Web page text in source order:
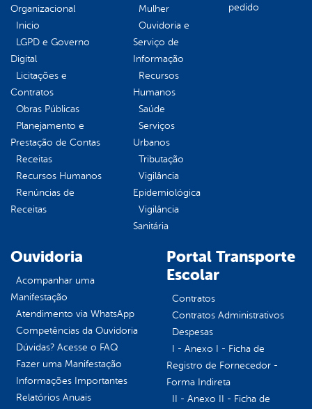
Organizacional
Inicio
LGPD e Governo
Digital
Licitações e
Contratos
Obras Públicas
Planejamento e
Prestação de Contas
Receitas
Recursos Humanos
Renúncias de
Receitas
Mulher
Ouvidoria e
Serviço de
Informação
Recursos
Humanos
Saúde
Serviços
Urbanos
Tributação
Vigilância
Epidemiológica
Vigilância
Sanitária
pedido
Ouvidoria
Acompanhar uma
Manifestação
Atendimento via WhatsApp
Competências da Ouvidoria
Dúvidas? Acesse o FAQ
Fazer uma Manifestação
Informações Importantes
Relatórios Anuais
Portal Transporte
Escolar
Contratos
Contratos Administrativos
Despesas
I - Anexo I - Ficha de
Registro de Fornecedor -
Forma Indireta
II - Anexo II - Ficha de